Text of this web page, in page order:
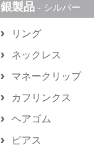
銀製品 ‐ シルバー
リング
ネックレス
マネークリップ
カフリンクス
ヘアゴム
ピアス